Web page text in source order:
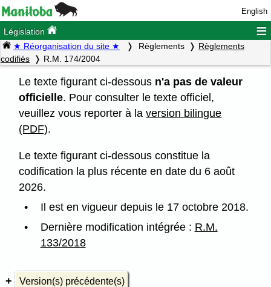
English
Législation ≡
★ Réorganisation du site ★ Règlements
Règlements
codifiés
R.M. 174/2004
Le texte figurant ci-dessous n'a pas de valeur
officielle. Pour consulter le texte officiel,
veuillez vous reporter à laversion bilingue
(PDF).
Le texte figurant ci-dessous constitue la
codification la plus récente en date du 6 août
2026.
Il est en vigueur depuis le 17 octobre 2018.
Dernière modification intégrée : R.M.
133/2018
Version(s) précédente(s)